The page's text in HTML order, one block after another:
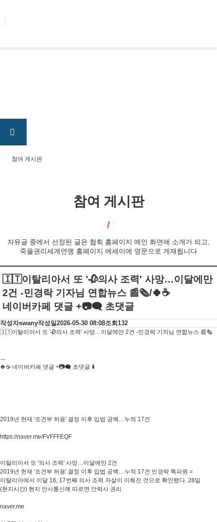
참여 게시판
참여 게시판
자유글 중에서 선정된 글은 협회 홈페이지 메인 화면에 소개가 되고,
죽을권리세계연맹 홈페이지 에세이에 영문으로 게재됩니다
🇮🇹이탈리아서 또 '🥀의사 조력' 사망…이달에만
2건 -민경락 기자님 연합뉴스 📰🗞/🍀☕️
네이버카페 댓글 +📷🗨 초댓글
작성자swany작성일 2026-05-30 08:08조회 132
🇮🇹이탈리아서 또 '🥀의사 조력' 사망…이달에만 2건 -민경락 기자님 연합뉴스 📰🗞
ㅡ
🍀☕️ 네이버카페 댓글 +📷🗨 초댓글 ⬇️
2019년 헌재 '조건부 허용' 결정 이후 입법 공백…누적 17건
https://naver.me/FVFFFEQF
이탈리아서 또 '의사 조력' 사망…이달에만 2건
2019년 헌재 '조건부 허용' 결정 이후 입법 공백…누적 17건 민경락 특파원 =
이탈리아에서 이달 16, 17번째 의사 조력 자살이 이뤄진 것으로 확인됐다. 28일
(현지시간) 현지 안사통신에 따르면 안락사 권리
naver.me